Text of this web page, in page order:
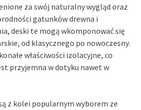
za swój naturalny wygląd oraz
gatunków drewna i
deski te mogą wkomponować się
od klasycznego po nowoczesny.
właściwości izolacyjne, co
przyjemna w dotyku nawet w
z kolei popularnym wyborem ze